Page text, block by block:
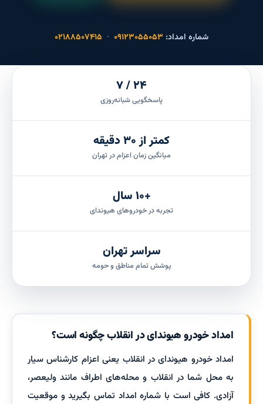
شماره امداد: ۰۹۱۲۳۰۵۵۰۵۳ · ۰۲۱۸۸۵۰۷۴۱۵
۲۴ / ۷
پاسخگویی شبانه‌روزی
کمتر از ۳۰ دقیقه
میانگین زمان اعزام در تهران
+۱۰ سال
تجربه در خودروهای هیوندای
سراسر تهران
پوشش تمام مناطق و حومه
امداد خودرو هیوندای در انقلاب چگونه است؟
امداد خودرو هیوندای در انقلاب یعنی اعزام کارشناس سیار
به محل شما در انقلاب و محله‌های اطراف مانند ولیعصر،
آزادی. کافی است با شماره امداد تماس بگیرید و موقعیت